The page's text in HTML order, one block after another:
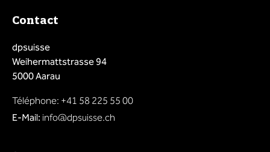
Contact
dpsuisse
Weihermattstrasse 94
5000 Aarau
Téléphone: +41 58 225 55 00
E-Mail: info@dpsuisse.ch